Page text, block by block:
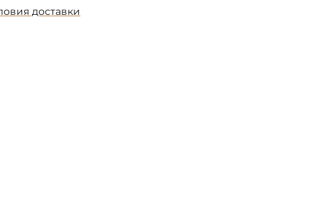
доставки